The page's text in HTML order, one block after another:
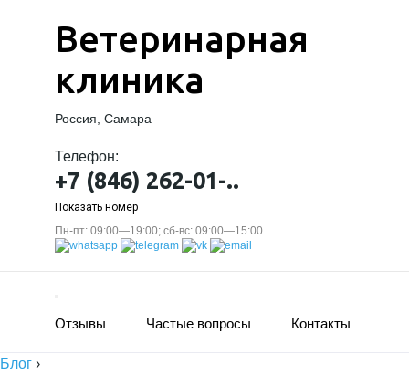
Ветеринарная
клиника
Россия, Самара
Телефон:
+7 (846) 262-01-..
Показать номер
Пн-пт: 09:00—19:00; сб-вс: 09:00—15:00
Отзывы Частые вопросы Контакты
Блог ›